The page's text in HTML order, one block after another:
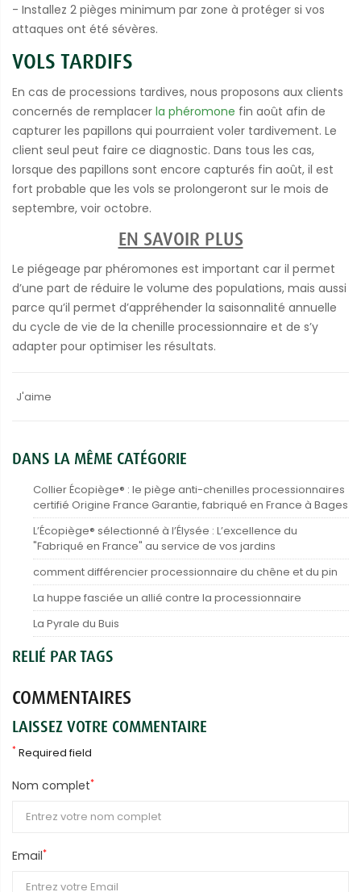
- Installez 2 pièges minimum par zone à protéger si vos
attaques ont été sévères.
VOLS TARDIFS
En cas de processions tardives, nous proposons aux clients
concernés de remplacer la phéromone fin août afin de
capturer les papillons qui pourraient voler tardivement. Le
client seul peut faire ce diagnostic. Dans tous les cas,
lorsque des papillons sont encore capturés fin août, il est
fort probable que les vols se prolongeront sur le mois de
septembre, voir octobre.
EN SAVOIR PLUS
Le piégeage par phéromones est important car il permet
d’une part de réduire le volume des populations, mais aussi
parce qu’il permet d’appréhender la saisonnalité annuelle
du cycle de vie de la chenille processionnaire et de s’y
adapter pour optimiser les résultats.
J'aime
DANS LA MÊME CATÉGORIE
Collier Écopiège® : le piège anti-chenilles processionnaires
certifié Origine France Garantie, fabriqué en France à Bages
L’Écopiège® sélectionné à l’Élysée : L’excellence du
"Fabriqué en France" au service de vos jardins
comment différencier processionnaire du chêne et du pin
La huppe fasciée un allié contre la processionnaire
La Pyrale du Buis
RELIÉ PAR TAGS
COMMENTAIRES
LAISSEZ VOTRE COMMENTAIRE
* Required field
Nom complet*
Email*